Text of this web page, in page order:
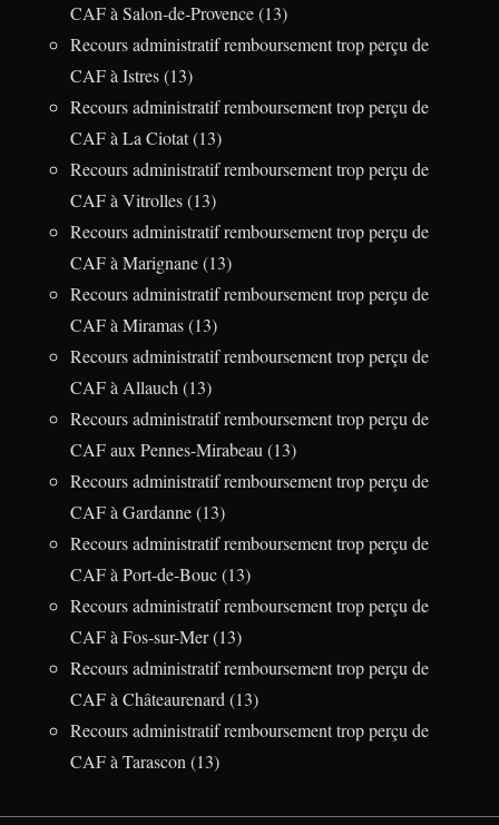
CAF à Salon-de-Provence (13)
Recours administratif remboursement trop perçu de
CAF à Istres (13)
Recours administratif remboursement trop perçu de
CAF à La Ciotat (13)
Recours administratif remboursement trop perçu de
CAF à Vitrolles (13)
Recours administratif remboursement trop perçu de
CAF à Marignane (13)
Recours administratif remboursement trop perçu de
CAF à Miramas (13)
Recours administratif remboursement trop perçu de
CAF à Allauch (13)
Recours administratif remboursement trop perçu de
CAF aux Pennes-Mirabeau (13)
Recours administratif remboursement trop perçu de
CAF à Gardanne (13)
Recours administratif remboursement trop perçu de
CAF à Port-de-Bouc (13)
Recours administratif remboursement trop perçu de
CAF à Fos-sur-Mer (13)
Recours administratif remboursement trop perçu de
CAF à Châteaurenard (13)
Recours administratif remboursement trop perçu de
CAF à Tarascon (13)